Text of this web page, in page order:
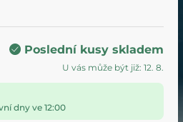
Poslední kusy skladem
U vás může být již: 12. 8.
dny ve 12:00